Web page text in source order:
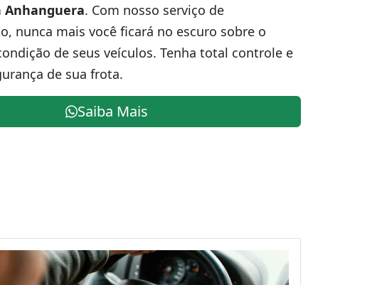
Anhanguera. Com nosso serviço de
nunca mais você ficará no escuro sobre o
de seus veículos. Tenha total controle e
de sua frota.
Saiba Mais